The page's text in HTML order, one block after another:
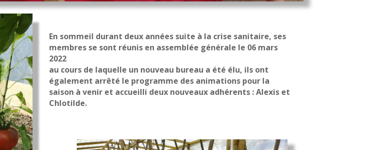
En sommeil durant deux années suite à la crise sanitaire, ses
membres se sont réunis en assemblée générale le 06 mars
2022
au cours de laquelle un nouveau bureau a été élu, ils ont
également arrêté le programme des animations pour la
saison à venir et accueilli deux nouveaux adhérents : Alexis et
Chlotilde.